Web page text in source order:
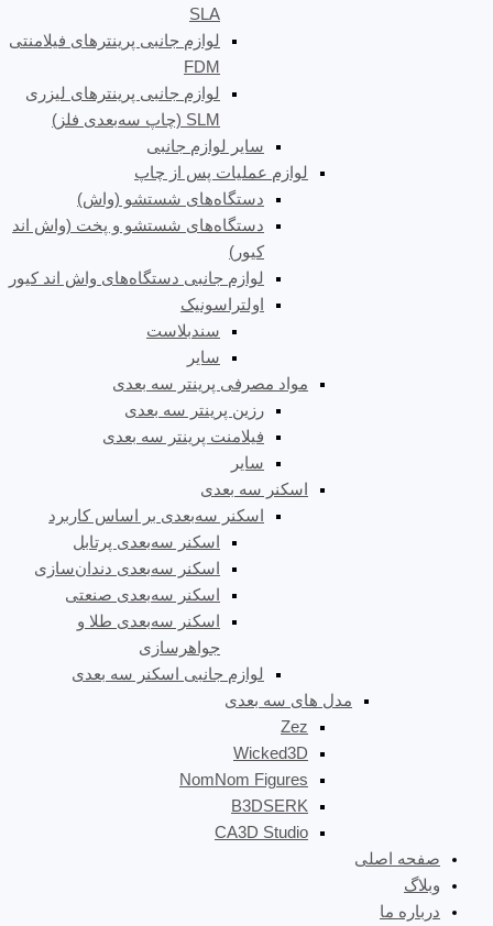
SLA
لوازم جانبی پرینترهای فیلامنتی
FDM
لوازم جانبی پرینترهای لیزری
SLM (چاپ سه‌بعدی فلز)
سایر لوازم جانبی
لوازم عملیات پس از چاپ
دستگاه‌های شستشو (واش)
دستگاه‌های شستشو و پخت (واش اند
کیور)
لوازم جانبی دستگاه‌های واش اند کیور
اولتراسونیک
سندبلاست
سایر
مواد مصرفی پرینتر سه بعدی
رزین پرینتر سه بعدی
فیلامنت پرینتر سه بعدی
سایر
اسکنر سه بعدی
اسکنر سه‌بعدی بر اساس کاربرد
اسکنر سه‌بعدی پرتابل
اسکنر سه‌بعدی دندان‌سازی
اسکنر سه‌بعدی صنعتی
اسکنر سه‌بعدی طلا و
جواهرسازی
لوازم جانبی اسکنر سه بعدی
مدل های سه بعدی
Zez
Wicked3D
NomNom Figures
B3DSERK
CA3D Studio
صفحه اصلی
وبلاگ
درباره ما